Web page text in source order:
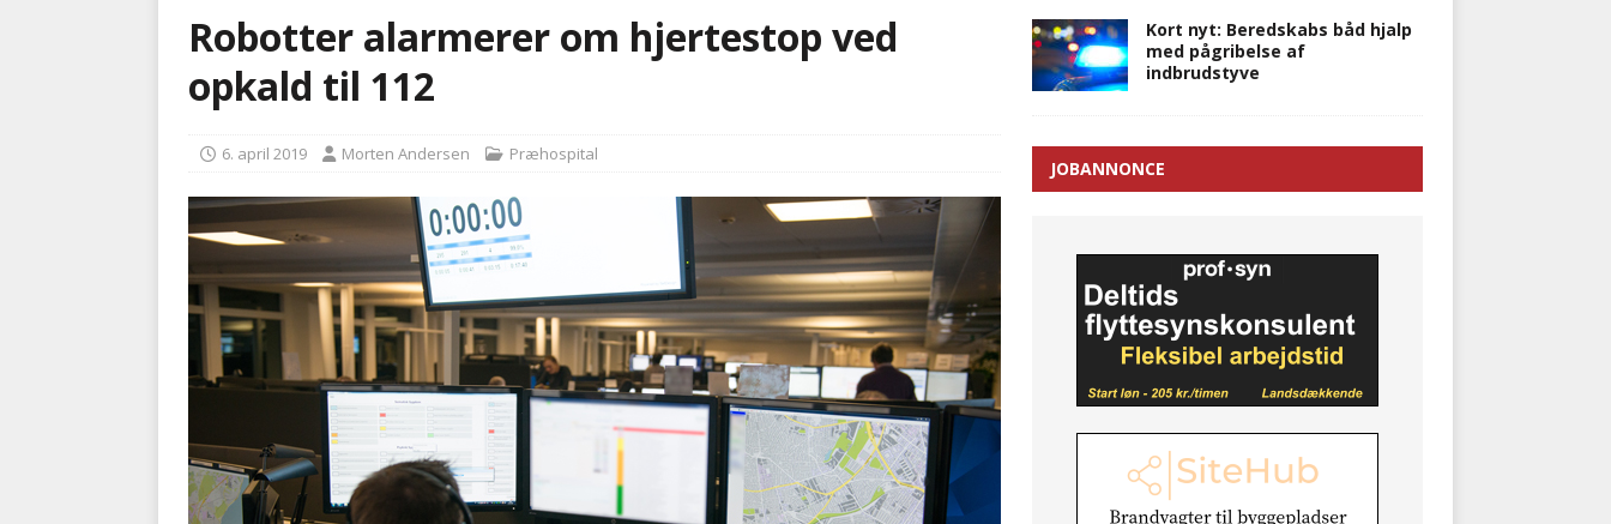
[ 4. august 2026 ]
Brandvæsenerne brugte lidt længere tid på at komme af sted i 2025
[ 4. august 2026 ]
POLITI
BRANDVÆSEN
Robotter alarmerer om hjertestop ved
opkald til 112
6. april 2019 Morten Andersen Præhospital
Kort nyt: Beredskabs båd hjalp
med pågribelse af
indbrudstyve
JOBANNONCE